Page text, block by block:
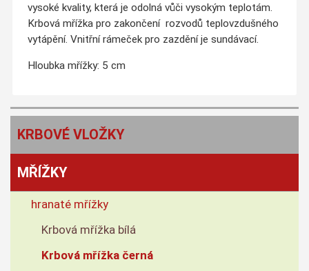
vysoké kvality, která je odolná vůči vysokým teplotám.
Krbová mřížka pro zakončení rozvodů teplovzdušného
vytápění. Vnitřní rámeček pro zazdění je sundávací.
Hloubka mřížky: 5 cm
KRBOVÉ VLOŽKY
MŘÍŽKY
hranaté mřížky
Krbová mřížka bílá
Krbová mřížka černá